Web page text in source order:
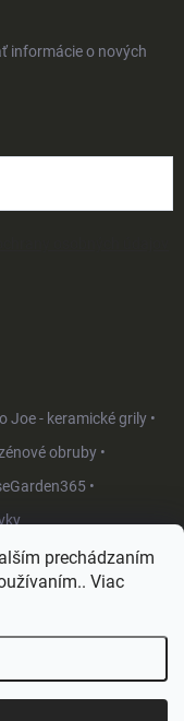
prechádzaním
Viac
informácie o nových
Joe - keramické grily •
obruby •
•
vyhradené.Upraviť